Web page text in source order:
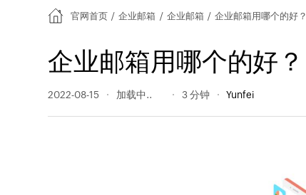
官网首页 / 企业邮箱 / 企业邮箱 / 企业邮箱用哪个的好？
企业邮箱用哪个的好？
2022-08-15 361 阅读量 3 分钟 Yunfei